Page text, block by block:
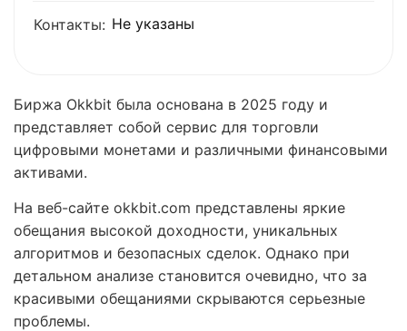
Контакты: Не указаны
Биржа Okkbit была основана в 2025 году и
представляет собой сервис для торговли
цифровыми монетами и различными финансовыми
активами.
На веб-сайте okkbit.com представлены яркие
обещания высокой доходности, уникальных
алгоритмов и безопасных сделок. Однако при
детальном анализе становится очевидно, что за
красивыми обещаниями скрываются серьезные
проблемы.